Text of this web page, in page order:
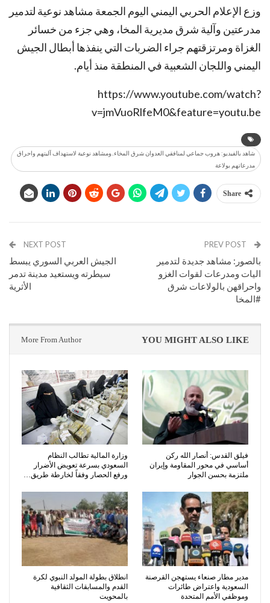
وزع الإعلام الحربي اليمني اليوم الجمعة مشاهد نوعية لتدمير
مدرعتين وآلية شرق مديرية المخا، وهي جزء من خسائر
الغزاة ومرتزقتهم جراء الضربات التي ينفذها أبطال الجيش
اليمني واللجان الشعبية في المنطقة منذ أيام.
https://www.youtube.com/watch?
v=jmVuoRlfeM0&feature=youtu.be
شاهد بالفيديو: هروب جماعي لمنافقي العدوان شرق المخاء..ومشاهد نوعية لاستهداف آليتهم واحراق
مدرعاتهم بولاعة
Share
بالصور: مشاهد جديدة لتدمير
اليات ومدرعات لقوات الغزو
واحراقهن بالولاعات شرق
#المخا
NEXT POST
الجيش العربي السوري يبسط
سيطرته ويستعيد مدينة تدمر
الأثرية
YOU MIGHT ALSO LIKE
More From Author
فيلق القدس: أنصار الله ركن
أساسي في محور المقاومة وإيران
ملتزمة بحسن الجوار
وزارة المالية تطالب النظام
السعودي بسرعة تعويض الأضرار
ورفع الحصار وفقاً لخارطة طريق…
مدير مطار صنعاء يستهجن القرصنة
السعودية واعتراض طائرات
وموظفي الأمم المتحدة
انطلاق بطولة المولد النبوي لكرة
القدم والمسابقات الثقافية
بالمحويت